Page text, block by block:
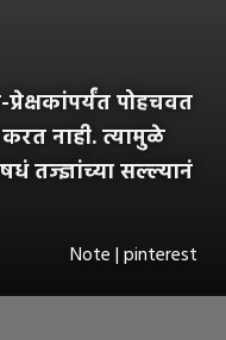
पोहचवत
नाही. त्यामुळे
तज्ज्ञांच्या सल्ल्यानं
Note | pinterest